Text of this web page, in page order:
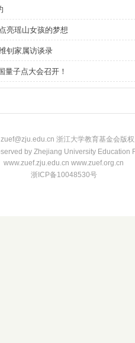
亮瑶山女孩的梦想
钊家属访谈录
量子点大会召开！
浙江大学教育基金会版
by Zhejiang University Education
www.zuef.zju.edu.cn www.zuef.org.cn
浙ICP备10048530号